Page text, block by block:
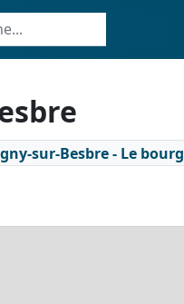
sur-Besbre - Le bourg